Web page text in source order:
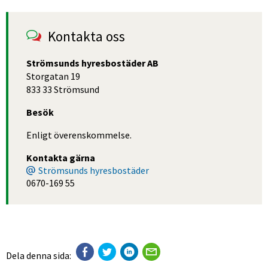
Kontakta oss
Strömsunds hyresbostäder AB
Storgatan 19
833 33 Strömsund
Besök
Enligt överenskommelse.
Kontakta gärna
Strömsunds hyresbostäder
0670-169 55
Dela denna sida: